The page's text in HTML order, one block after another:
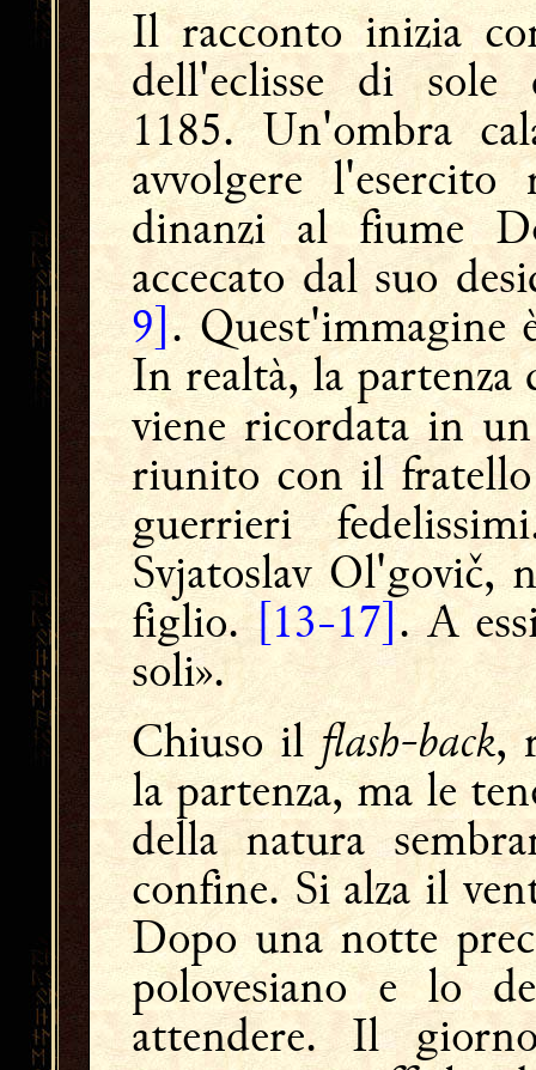
Il racconto inizia
dell'eclisse di sole
1185. Un'ombra
avvolgere l'esercito
dinanzi al fiume
accecato dal suo
9]. Quest'immagine
In realtà, la partenza
viene ricordata in
riunito con il fratello
guerrieri
Svjatoslav Ol'govič,
figlio.[13-17]. A
soli».
Chiuso ilflash-back,
la partenza, ma le
della natura
confine. Si alza il
Dopo una notte
polovesiano e lo
attendere. Il